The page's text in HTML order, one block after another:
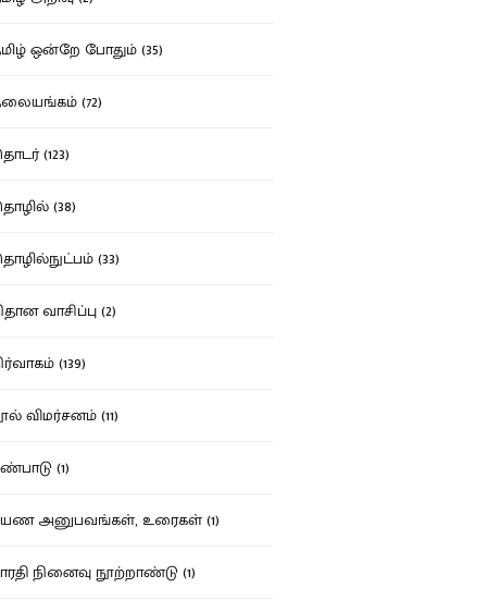
ஒன்றே போதும் (35)
(72)
(123)
(38)
(33)
வாசிப்பு (2)
(139)
விமர்சனம் (11)
(1)
அனுபவங்கள், உரைகள் (1)
நினைவு நூற்றாண்டு (1)